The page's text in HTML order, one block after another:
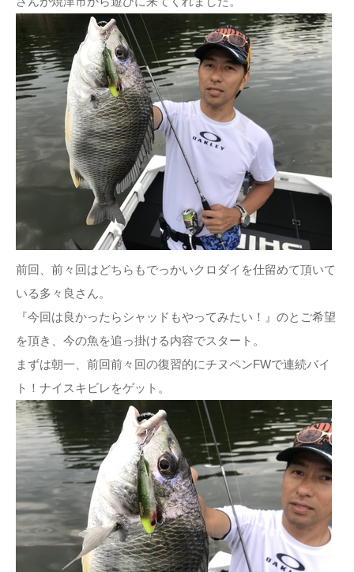
前回、前々回はどちらもでっかいクロダイを仕留めて頂いて
いる多々良さん。
『今回は良かったらシャッドもやってみたい！』のとご希望
を頂き、今の魚を追っ掛ける内容でスタート。
まずは朝一、前回前々回の復習的にチヌペンFWで連続バイ
ト！ナイスキビレをゲット。
プライバシーポリシー